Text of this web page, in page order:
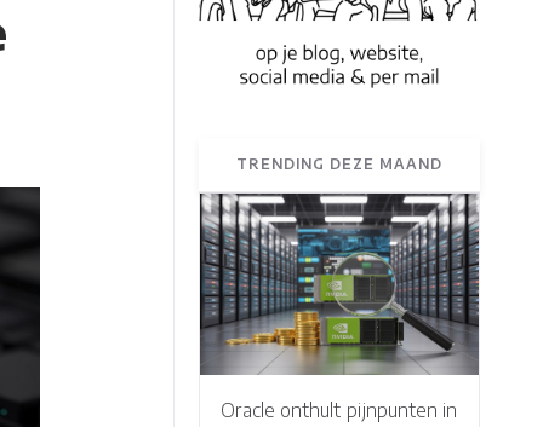
TRENDING DEZE MAAND
Oracle onthult pijnpunten in